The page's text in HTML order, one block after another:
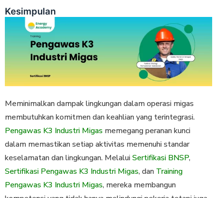
Kesimpulan
Meminimalkan dampak lingkungan dalam operasi migas
membutuhkan komitmen dan keahlian yang terintegrasi.
Pengawas K3 Industri Migas memegang peranan kunci
dalam memastikan setiap aktivitas memenuhi standar
keselamatan dan lingkungan. MelaluiSertifikasi BNSP,
Sertifikasi Pengawas K3 Industri Migas, dan Training
Pengawas K3 Industri Migas, mereka membangun